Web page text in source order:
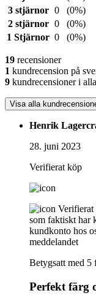
3 stjärnor 0
(0%)
2 stjärnor 0
(0%)
1 Stjärnor 0 (0%)
19 recensioner
1 kundrecension på
9 kundrecensioner i
Visa alla
Henrik
28. juni 2023
Verifierat köp
Verifierat
som faktiskt har
kundkonto hos
meddelandet
Betygsatt med 5
Perfekt färg